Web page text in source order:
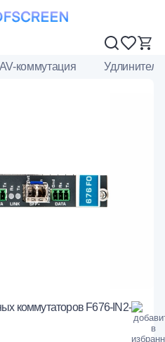
AV-коммутация
коммутаторов F676-IN2-